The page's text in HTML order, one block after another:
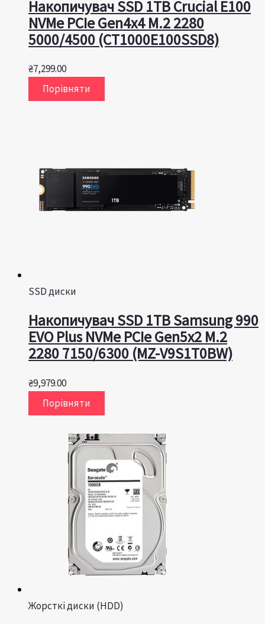
Накопичувач SSD 1TB Crucial E100
NVMe PCIe Gen4x4 M.2 2280
5000/4500 (CT1000E100SSD8)
₴7,299.00
Порівняти
SSD диски
Накопичувач SSD 1TB Samsung 990
EVO Plus NVMe PCIe Gen5x2 M.2
2280 7150/6300 (MZ-V9S1T0BW)
₴9,979.00
Порівняти
Жорсткі диски (HDD)